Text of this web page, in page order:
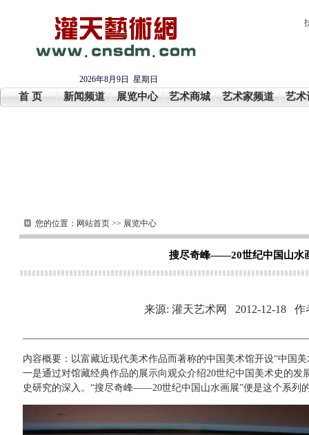
2026年8月9日 星期日
首 页 新闻频道 展览中心 艺术商城 艺术家频道 艺术
您的位置： 网站首页 >> 展览中心
搜尽奇峰——20世纪中国山水
来源: 灌天艺术网 2012-12-18 作
内容概要：以富藏近现代美术作品而著称的中国美术馆开设“中国
一是通过对馆藏经典作品的展示向观众介绍20世纪中国美术史的发
史研究的深入。“搜尽奇峰——20世纪中国山水画展”便是这个系列